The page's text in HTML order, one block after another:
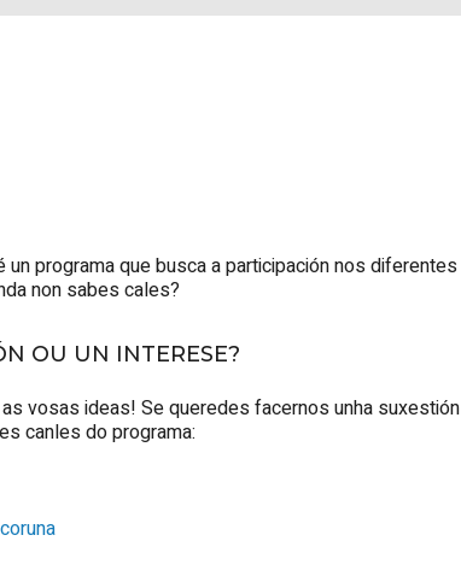
programa que busca a participación nos diferentes
non sabes cales?
OU UN INTERESE?
vosas ideas! Se queredes facernos unha suxestión
canles do programa: